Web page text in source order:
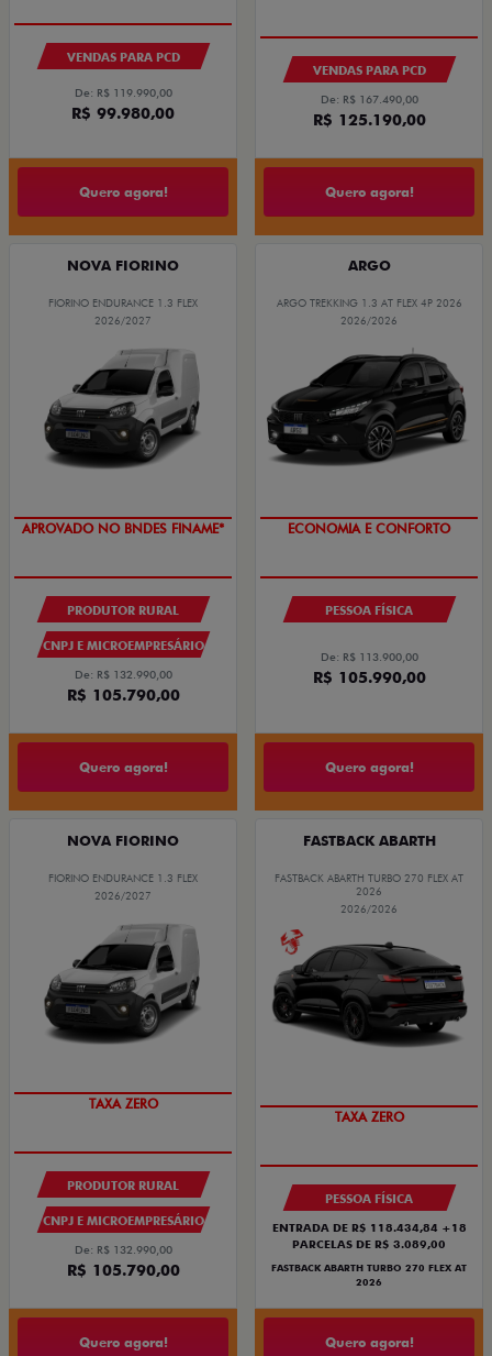
VENDAS PARA PCD
De: R$ 119.990,00
R$ 99.980,00
Quero agora!
VENDAS PARA PCD
De: R$ 167.490,00
R$ 125.190,00
Quero agora!
NOVA FIORINO
FIORINO ENDURANCE 1.3 FLEX
2026/2027
APROVADO NO BNDES FINAME*
PRODUTOR RURAL
CNPJ E MICROEMPRESÁRIO
De: R$ 132.990,00
R$ 105.790,00
Quero agora!
ARGO
ARGO TREKKING 1.3 AT FLEX 4P 2026
2026/2026
COM USADO NA TROCA
PESSOA FÍSICA
De: R$ 113.900,00
R$ 105.990,00
Quero agora!
NOVA FIORINO
FIORINO ENDURANCE 1.3 FLEX
2026/2027
TAXA ZERO
PRODUTOR RURAL
CNPJ E MICROEMPRESÁRIO
De: R$ 132.990,00
R$ 105.790,00
Quero agora!
FASTBACK ABARTH
FASTBACK ABARTH TURBO 270 FLEX AT
2026
2026/2026
SAIA DE FIAT 0KM
PESSOA FÍSICA
ENTRADA DE R$ 118.434,84 +18
PARCELAS DE R$ 3.089,00
FASTBACK ABARTH TURBO 270 FLEX AT
2026
Quero agora!